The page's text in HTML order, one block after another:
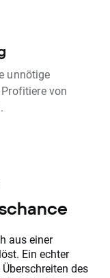
unnötige
von
aus einer
Ein echter
des